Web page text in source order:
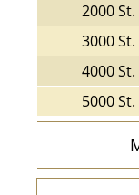
2000 St.
3000 St.
4000 St.
5000 St.